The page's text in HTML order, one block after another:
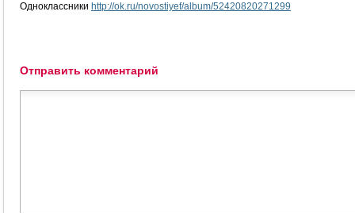
Одноклассники http://ok.ru/novostiyef/album/52420820271299
Отправить комментарий